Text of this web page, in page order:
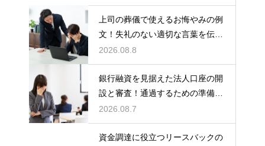
上司の葬儀で使えるお悔やみの例
文！失礼のない適切な言葉を伝え
る例文
2026.08.8
銀行融資を見据えた法人口座の開
設と審査！通過するための準備と
ポイント
2026.08.7
資金調達に役立つリースバックの